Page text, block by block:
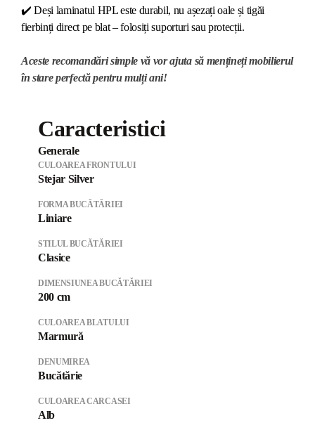
✔️ Deși laminatul HPL este durabil, nu așezați oale și tigăi
fierbinți direct pe blat – folosiți suporturi sau protecții.
Aceste recomandări simple vă vor ajuta să mențineți mobilierul
în stare perfectă pentru mulți ani!
Caracteristici
Generale
CULOAREA FRONTULUI
Stejar Silver
FORMA BUCĂTĂRIEI
Liniare
STILUL BUCĂTĂRIEI
Clasice
DIMENSIUNEA BUCĂTĂRIEI
200 cm
CULOAREA BLATULUI
Marmură
DENUMIREA
Bucătărie
CULOAREA CARCASEI
Alb